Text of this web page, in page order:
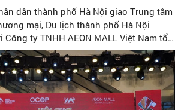
dân thành phố Hà Nội giao Trung tâm
mại, Du lịch thành phố Hà Nội
Công ty TNHH AEON MALL Việt Nam tổ
thương mại nông nghiệp, sản phẩm
2023" (Hanoi Agriculture Fair 2023) tại
mại AEON MALL Long Biên. Đây là hoạt
mừng kỷ niệm 50 năm quan hệ ngoại
Bản.